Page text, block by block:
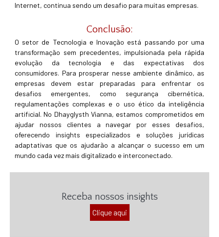
Receba nossos insights
Clique aqui
Internet, continua sendo um desafio para muitas empresas.
Conclusão:
O setor de Tecnologia e Inovação está passando por uma
transformação sem precedentes, impulsionada pela rápida
evolução da tecnologia e das expectativas dos
consumidores. Para prosperar nesse ambiente dinâmico, as
empresas devem estar preparadas para enfrentar os
desafios emergentes, como segurança cibernética,
regulamentações complexas e o uso ético da inteligência
artificial. No Dhayglysth Vianna, estamos comprometidos em
ajudar nossos clientes a navegar por esses desafios,
oferecendo insights especializados e soluções jurídicas
adaptativas que os ajudarão a alcançar o sucesso em um
mundo cada vez mais digitalizado e interconectado.